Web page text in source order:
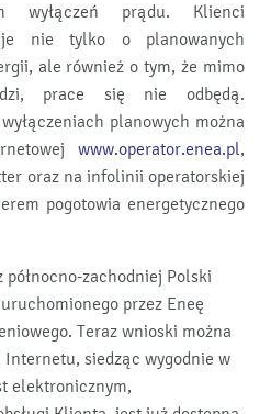
wyłączeń prądu. Klienci
nie tylko o planowanych
ale również o tym, że mimo
prace się nie odbędą.
planowych można
www.operator.enea.pl,
oraz na infolinii operatorskiej
pogotowia energetycznego
zachodniej Polski
przez Eneę
Teraz wnioski można
Internetu, siedząc wygodnie w
elektronicznym,